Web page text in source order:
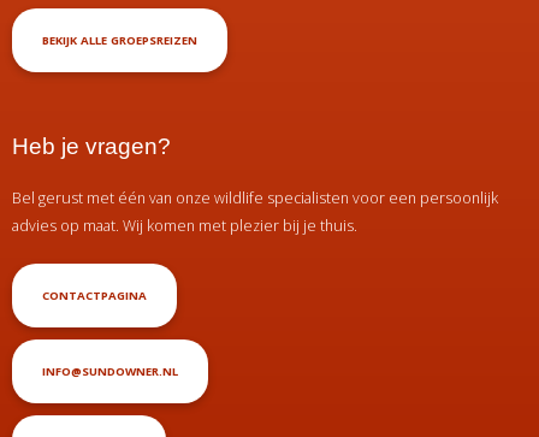
BEKIJK ALLE GROEPSREIZEN
Heb je vragen?
Bel gerust met één van onze wildlife specialisten voor een persoonlijk
advies op maat. Wij komen met plezier bij je thuis.
CONTACTPAGINA
INFO@SUNDOWNER.NL